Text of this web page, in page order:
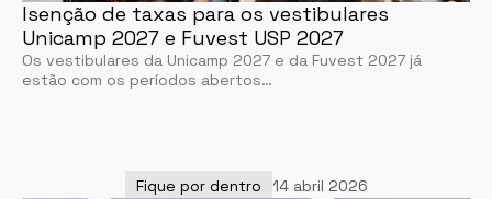
Isenção de taxas para os vestibulares
Unicamp 2027 e Fuvest USP 2027
Os vestibulares da Unicamp 2027 e da Fuvest 2027 já
estão com os períodos abertos…
Fique por dentro 14 abril 2026